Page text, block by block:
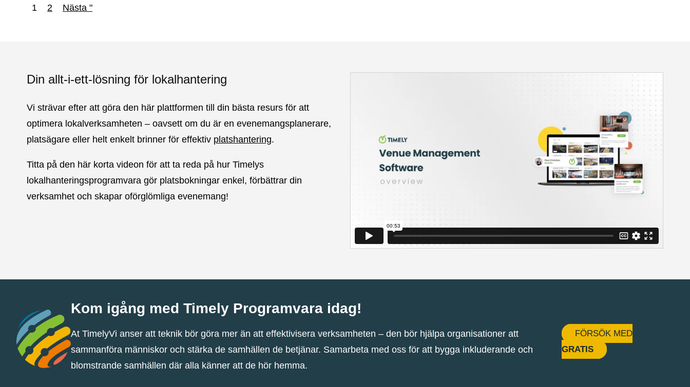
1 2 Nästa "
Din allt-i-ett-lösning för lokalhantering
Vi strävar efter att göra den här plattformen till din bästa resurs för att
optimera lokalverksamheten – oavsett om du är en evenemangsplanerare,
platsägare eller helt enkelt brinner för effektiv platshantering.
Titta på den här korta videon för att ta reda på hur Timelys
lokalhanteringsprogramvara gör platsbokningar enkel, förbättrar din
verksamhet och skapar oförglömliga evenemang!
Kom igång med Timely Programvara idag!
At TimelyVi anser att teknik bör göra mer än att effektivisera verksamheten – den bör hjälpa organisationer att
sammanföra människor och stärka de samhällen de betjänar. Samarbeta med oss ​​för att bygga inkluderande och
blomstrande samhällen där alla känner att de hör hemma.
FÖRSÖK MED
GRATIS